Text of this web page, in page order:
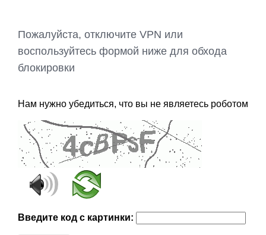
Пожалуйста, отключите VPN или
воспользуйтесь формой ниже для обхода
блокировки
Нам нужно убедиться, что вы не являетесь роботом
Введите код с картинки: